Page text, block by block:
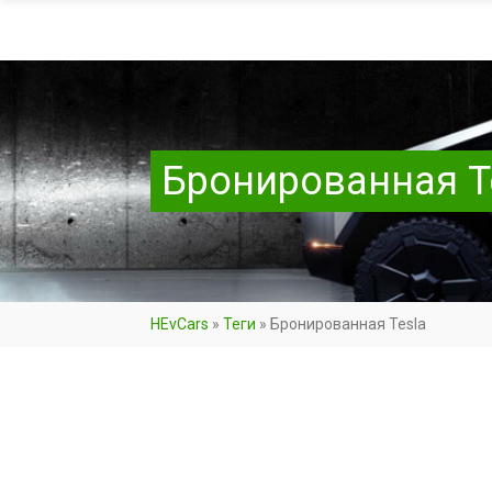
Бронированная
HEvCars » Теги » Бронированная Tesla